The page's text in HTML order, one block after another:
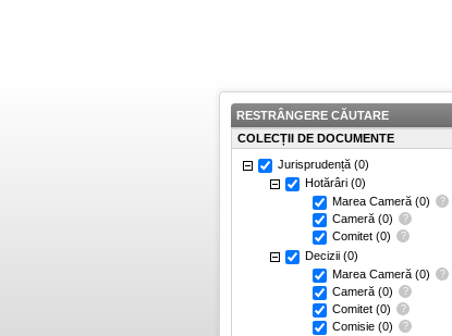
RESTRÂNGERE CĂUTARE
COLECȚII DE DOCUMENTE
Jurisprudență (0)
Hotărâri (0)
Marea Cameră (0)
Cameră (0)
Comitet (0)
Decizii (0)
Marea Cameră (0)
Cameră (0)
Comitet (0)
Comisie (0)